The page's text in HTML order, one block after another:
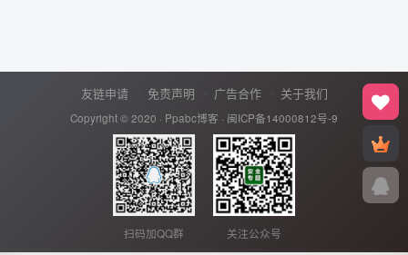
友链申请 免责声明 广告合作 关于我们
Copyright © 2020 · Ppabc博客 · 闽ICP备14000812号-9
扫码加QQ群 关注公众号